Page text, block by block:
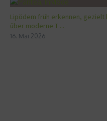
Lipödem früh erkennen, gezielt
über moderne T ...
16. Mai 2026